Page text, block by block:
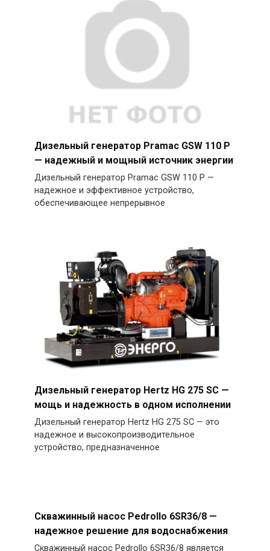
Дизельный генератор Pramac GSW 110 P
— надежный и мощный источник энергии
Дизельный генератор Pramac GSW 110 P —
надежное и эффективное устройство,
обеспечивающее непрерывное
Дизельный генератор Hertz HG 275 SC —
мощь и надежность в одном исполнении
Дизельный генератор Hertz HG 275 SC — это
надежное и высокопроизводительное
устройство, предназначенное
Скважинный насос Pedrollo 6SR36/8 —
надежное решение для водоснабжения
Скважинный насос Pedrollo 6SR36/8 является